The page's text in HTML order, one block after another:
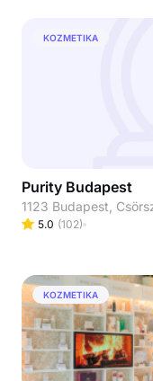
KOZMETIKA
Purity Budapest
1123 Budapest,
5.0 (102)
KOZMETIKA